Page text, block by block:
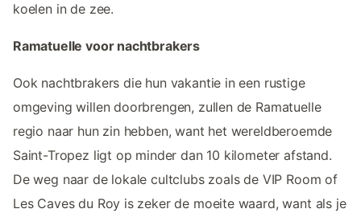
koelen in de zee.
Ramatuelle voor nachtbrakers
Ook nachtbrakers die hun vakantie in een rustige
omgeving willen doorbrengen, zullen de Ramatuelle
regio naar hun zin hebben, want het wereldberoemde
Saint-Tropez ligt op minder dan 10 kilometer afstand.
De weg naar de lokale cultclubs zoals de VIP Room of
Les Caves du Roy is zeker de moeite waard, want als je